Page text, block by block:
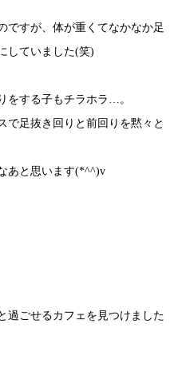
ですが、体が重くてなかなか足
していました(笑)
をする子もチラホラ…。
で足抜き回りと前回りを黙々と
あと思います(*^^)v
過ごせるカフェを見つけました